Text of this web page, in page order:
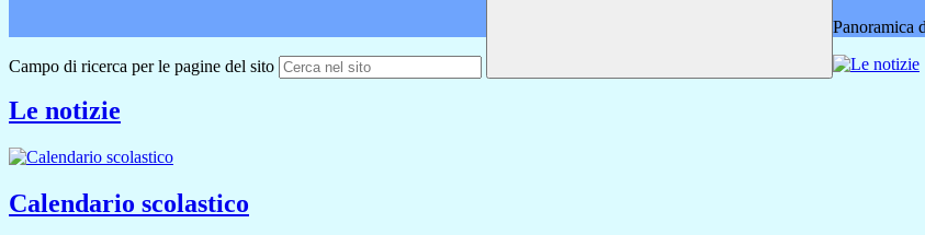
Campo di ricerca per le pagine del sito
Panoramica
Le notizie
Calendario scolastico